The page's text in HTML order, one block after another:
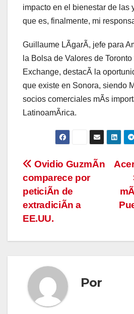
impacto en el bienestar de las
que es, finalmente, mi
Guillaume LÃgarÃ, jefe para
la Bolsa de Valores de
Exchange, destacÃ la
que existe en Sonora, siendo
socios comerciales mÃs
LatinoamÃrica.
Navegación
de
entradas
Ovidio GuzmÃn
comparece por
peticiÃn de
extradiciÃn a
EE.UU.
Por